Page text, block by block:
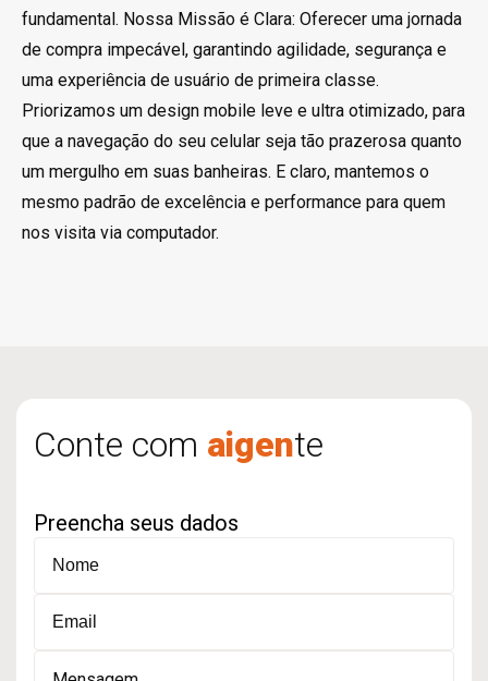
fundamental. Nossa Missão é Clara: Oferecer uma jornada
de compra impecável, garantindo agilidade, segurança e
uma experiência de usuário de primeira classe.
Priorizamos um design mobile leve e ultra otimizado, para
que a navegação do seu celular seja tão prazerosa quanto
um mergulho em suas banheiras. E claro, mantemos o
mesmo padrão de excelência e performance para quem
nos visita via computador.
Conte com aigente
Preencha seus dados
Alternative: